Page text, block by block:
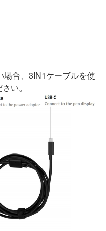
合、3IN1ケーブルを使
い。